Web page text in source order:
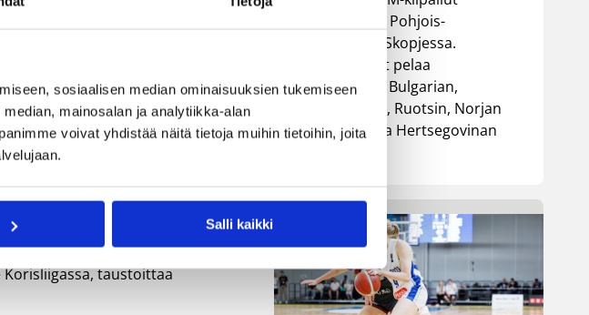
sosiaalisen median ominaisuuksien tukemiseen
mainosalan ja analytiikka-alan
voivat yhdistää näitä tietoja muihin tietoihin, joita
Salli kaikki
prosenttia. Runkosarjan
enemmän katsojia kuin
välipäivien otteluissa
yleisöä kuin
Yleisö on vuosien
eurooppalaisissa
taustoittaa
torstaina 6.8. Pohjois-
Makedonian Skopjessa.
Sudenpennut pelaa
alkulohkossa Bulgarian,
Luxemburgin, Ruotsin, Norjan
sekä Bosnia ja Hertsegovinan